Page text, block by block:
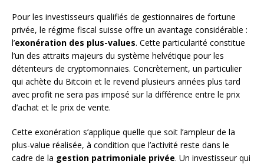
Pour les investisseurs qualifiés de gestionnaires de fortune
privée, le régime fiscal suisse offre un avantage considérable :
l’exonération des plus-values. Cette particularité constitue
l’un des attraits majeurs du système helvétique pour les
détenteurs de cryptomonnaies. Concrètement, un particulier
qui achète du Bitcoin et le revend plusieurs années plus tard
avec profit ne sera pas imposé sur la différence entre le prix
d’achat et le prix de vente.
Cette exonération s’applique quelle que soit l’ampleur de la
plus-value réalisée, à condition que l’activité reste dans le
cadre de la gestion patrimoniale privée. Un investisseur qui